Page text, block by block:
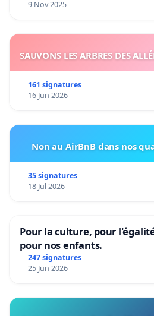
9 Nov 2025
SAUVONS LES ARBRES DES
161 signatures
16 Jun 2026
Non au AirBnB dans nos
35 signatures
18 Jul 2026
Pour la culture, pour
pour nos enfants.
247 signatures
25 Jun 2026